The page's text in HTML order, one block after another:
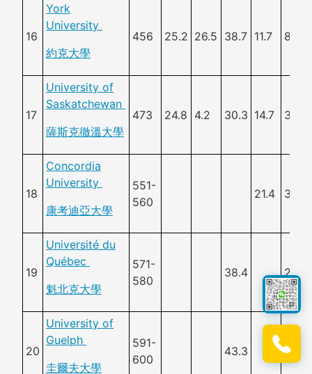
16
York
University
約克大學
456 25.2 26.5 38.7 11.7 8.9
17
University of
Saskatchewan
薩斯克徹溫大學
473 24.8 4.2 30.3 14.7 33.8
18
Concordia
University
康考迪亞大學
551-
560
21.4 30.4
19
Université du
Québec
魁北克大學
571-
580
38.4 28.3
20
University of
Guelph
圭爾夫大學
591-
600
43.3